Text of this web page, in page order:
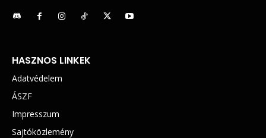
HASZNOS LINKEK
Adatvédelem
ÁSZF
Impresszum
Sajtóközlemény